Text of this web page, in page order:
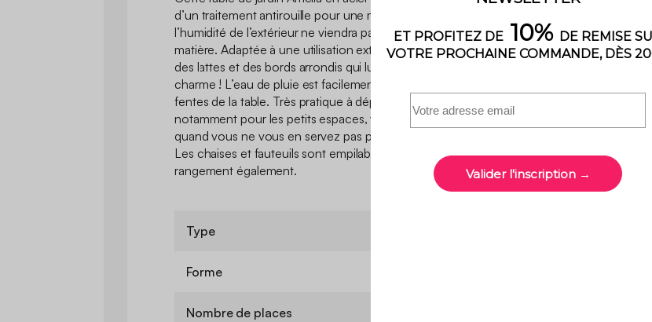
d’un traitement antirouille pour une meilleure longévité. Ainsi,
l’humidité de l’extérieur ne viendra pas abîmer et attaquer sa
matière. Adaptée à une utilisation extérieure, elle possède
des lattes et des bords arrondis qui lui apportent un réel
charme ! L’eau de pluie est facilement évacuée à l’aide des
fentes de la table. Très pratique à déplacer et idéale
notamment pour les petits espaces, vous pouvez la plier
quand vous ne vous en servez pas pour gagner de la place.
Les chaises et fauteuils sont empilables pour faciliter leur
rangement également.
Type
Forme
Nombre de places